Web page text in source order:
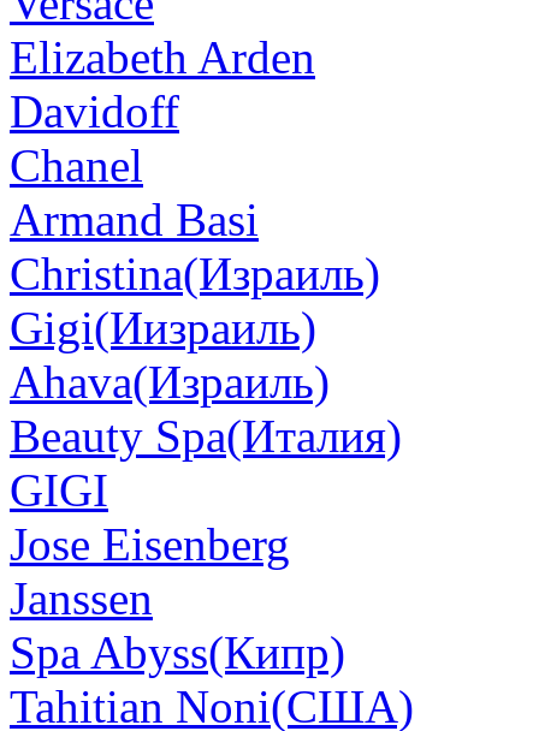
Elizabeth Arden
Davidoff
Chanel
Armand Basi
Christina(Израиль)
Gigi(Иизраиль)
Ahava(Израиль)
Beauty Spa(Италия)
GIGI
Jose Eisenberg
Janssen
Spa Abyss(Кипр)
Tahitian Noni(США)